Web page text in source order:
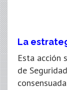
La
Esta acción
de